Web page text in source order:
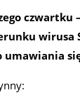
wirusa
umawiania